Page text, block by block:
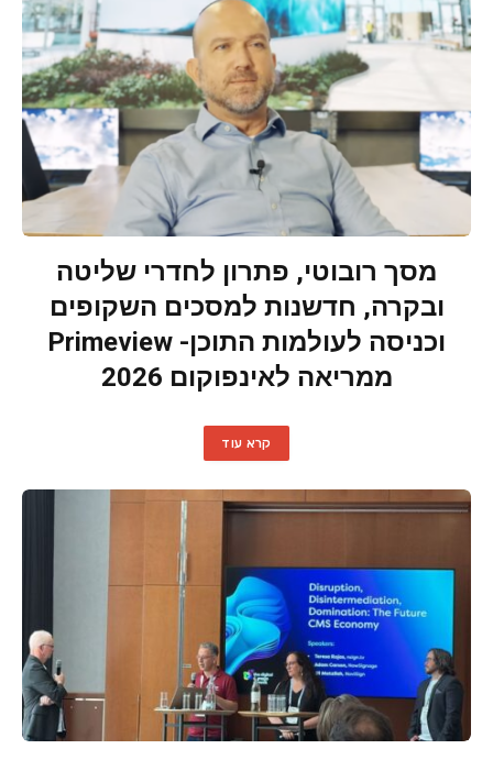
מסך רובוטי, פתרון לחדרי שליטה
ובקרה, חדשנות למסכים השקופים
וכניסה לעולמות התוכן- Primeview
ממריאה לאינפוקום 2026
קרא עוד